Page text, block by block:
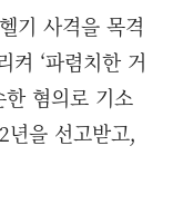
기 사격을 목격
켜 ‘파렴치한 거
한 혐의로 기소
년을 선고받고,